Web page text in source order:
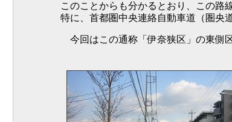
このことからも分かるとおり、この路
特に、首都圏中央連絡自動車道（圏央
今回はこの通称「伊奈狭区」の東側